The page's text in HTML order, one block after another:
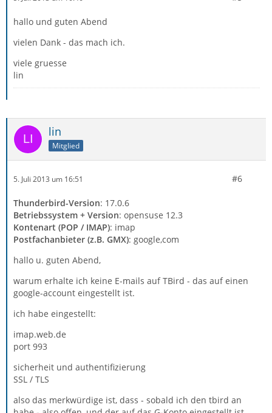
hallo und guten Abend
vielen Dank - das mach ich.
viele gruesse
lin
lin
Mitglied
5. Juli 2013 um 16:51 #6
Thunderbird-Version: 17.0.6
Betriebssystem + Version: opensuse 12.3
Kontenart (POP / IMAP): imap
Postfachanbieter (z.B. GMX): google,com
hallo u. guten Abend,
warum erhalte ich keine E-mails auf TBird - das auf einen
google-account eingestellt ist.
ich habe eingestellt:
imap.web.de
port 993
sicherheit und authentifizierung
SSL / TLS
also das merkwürdige ist, dass - sobald ich den tbird an